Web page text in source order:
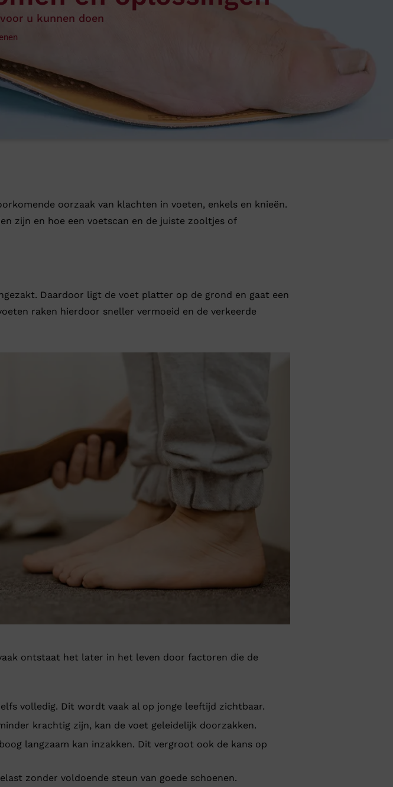
u kunnen doen
oorzaak van klachten in voeten, enkels en knieën.
zijn en hoe een voetscan en de juiste zooltjes of
Daardoor ligt de voet platter op de grond en gaat een
raken hierdoor sneller vermoeid en de verkeerde
ontstaat het later in het leven door factoren die de
volledig. Dit wordt vaak al op jonge leeftijd zichtbaar.
krachtig zijn, kan de voet geleidelijk doorzakken.
langzaam kan inzakken. Dit vergroot ook de kans op
zonder voldoende steun van goede schoenen.